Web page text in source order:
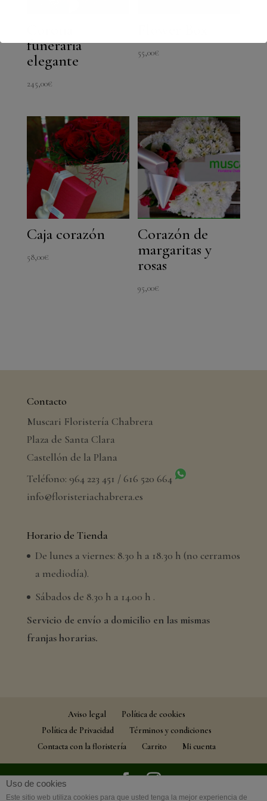
funeraria
elegante
245,00€
55,00€
Caja corazón
58,00€
Corazón de
margaritas y
rosas
95,00€
Contacto
Muscari Floristería Chabrera
Plaza de Santa Clara
Castellón de la Plana
Teléfono: 964 223 451 / 616 520 664
info@floristeriachabrera.es
Horario de Tienda
De lunes a viernes: 8.30 h a 18.30 h (no cerramos
a mediodía).
Sábados de 8.30 h a 14.00 h .
Servicio de envío a domicilio en las mismas
franjas horarias.
Aviso legal
Política de cookies
Política de Privacidad
Términos y condiciones
Contacta con la floristería
Carrito Mi cuenta
Uso de cookies
Este sitio web utiliza cookies para que usted tenga la mejor experiencia de